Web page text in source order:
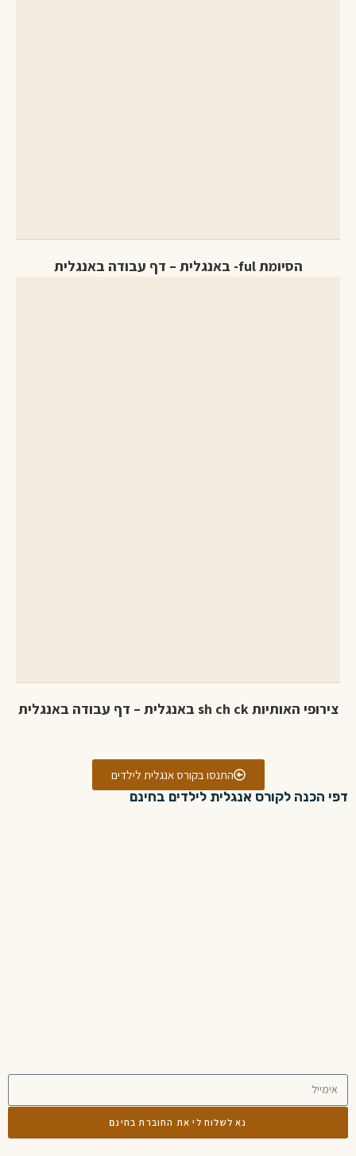
הסיומת ful- באנגלית – דף עבודה באנגלית
צירופי האותיות sh ch ck באנגלית – דף עבודה באנגלית
התנסו בקורס אנגלית לילדים
דפי הכנה לקורס אנגלית לילדים בחינם
נא לשלוח לי את החוברת בחינם